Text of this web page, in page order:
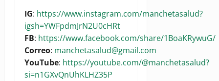
IG: https://www.instagram.com/manchetasalud?
igsh=YWFpdmJrN2U0cHRt
FB: https://www.facebook.com/share/1BoaKRywuG/
Correo: manchetasalud@gmail.com
YouTube: https://youtube.com/@manchetasalud?
si=n1GXvQnUhKLHZ35P